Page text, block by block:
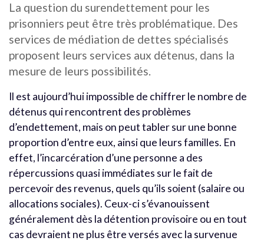
La question du surendettement pour les
prisonniers peut être très problématique. Des
services de médiation de dettes spécialisés
proposent leurs services aux détenus, dans la
mesure de leurs possibilités.
Il est aujourd’hui impossible de chiffrer le nombre de
détenus qui rencontrent des problèmes
d’endettement, mais on peut tabler sur une bonne
proportion d’entre eux, ainsi que leurs familles. En
effet, l’incarcération d’une personne a des
répercussions quasi immédiates sur le fait de
percevoir des revenus, quels qu’ils soient (salaire ou
allocations sociales). Ceux-ci s’évanouissent
généralement dès la détention provisoire ou en tout
cas devraient ne plus être versés avec la survenue